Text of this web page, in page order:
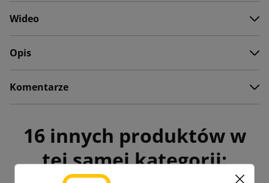
Wideo
Opis
Komentarze
16 innych produktów w
tej samej kategorii: